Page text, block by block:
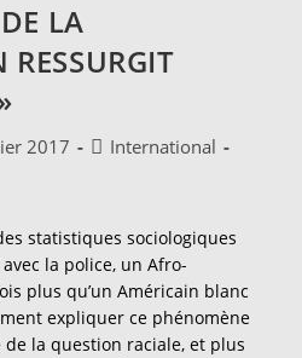
LA
RESSURGIT
2017
PostInternational
statistiques sociologiques
la police, un Afro-
plus qu’un Américain blanc
expliquer ce phénomène
la question raciale, et plus